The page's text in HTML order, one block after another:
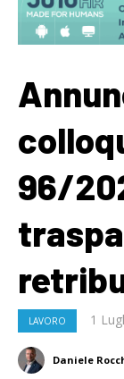
96/
LAVORO 1
Daniele